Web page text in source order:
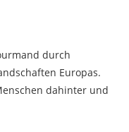
durch
Europas.
dahinter und